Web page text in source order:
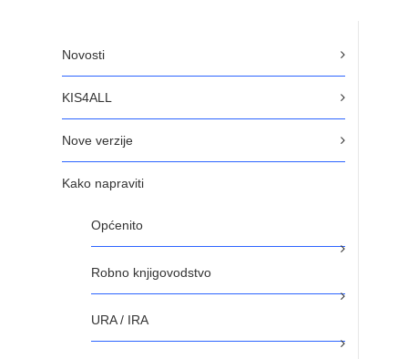
Novosti
KIS4ALL
Nove verzije
Kako napraviti
Općenito
Robno knjigovodstvo
URA / IRA